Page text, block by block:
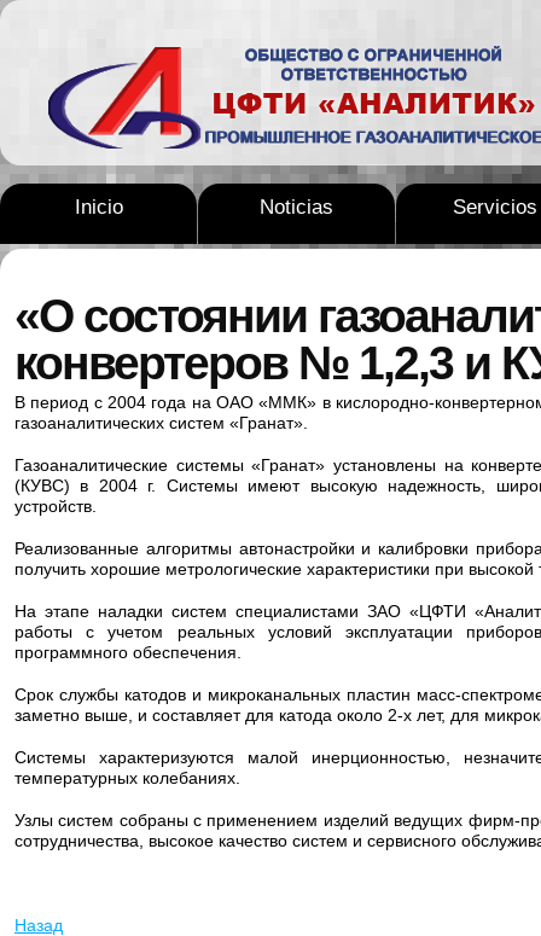
Inicio Noticias Servicios
«О состоянии
конвертеров № 1,2,3 и
В период с 2004 года на ОАО «ММК» в кислородно-
газоаналитических систем «Гранат».
Газоаналитические системы «Гранат» установлены на
(КУВС) в 2004 г. Системы имеют высокую надежность,
устройств.
Реализованные алгоритмы автонастройки и калибровки
получить хорошие метрологические характеристики при высокой
На этапе наладки систем специалистами ЗАО «ЦФТИ
работы с учетом реальных условий эксплуатации
программного обеспечения.
Срок службы катодов и микроканальных пластин масс-
заметно выше, и составляет для катода около 2-х лет, для
Системы характеризуются малой инерционностью,
температурных колебаниях.
Узлы систем собраны с применением изделий ведущих фирм-
сотрудничества, высокое качество систем и сервисного
Назад